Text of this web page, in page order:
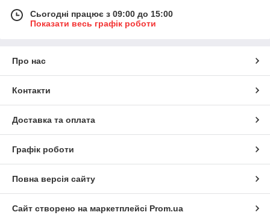
Сьогодні працює з 09:00 до 15:00
Показати весь графік роботи
Про нас
Контакти
Доставка та оплата
Графік роботи
Повна версія сайту
Сайт створено на маркетплейсі Prom.ua